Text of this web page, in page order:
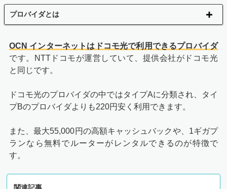
プロバイダとは
OCN インターネットはドコモ光で利用できるプロバイダ
です。NTTドコモが運営していて、提供会社がドコモ光
と同じです。
ドコモ光のプロバイダの中ではタイプAに分類され、タイ
プBのプロバイダよりも220円安く利用できます。
また、最大55,000円の高額キャッシュバックや、1ギガプ
ランなら無料でルーターがレンタルできるのが特徴で
す。